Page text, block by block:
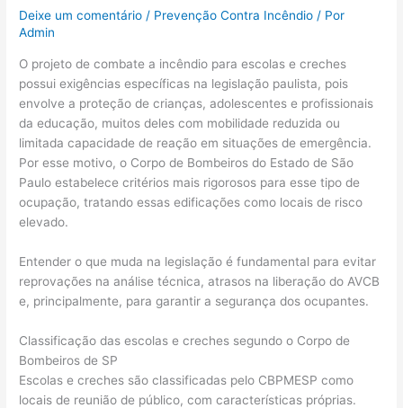
Deixe um comentário / Prevenção Contra Incêndio / Por
Admin
O projeto de combate a incêndio para escolas e creches
possui exigências específicas na legislação paulista, pois
envolve a proteção de crianças, adolescentes e profissionais
da educação, muitos deles com mobilidade reduzida ou
limitada capacidade de reação em situações de emergência.
Por esse motivo, o Corpo de Bombeiros do Estado de São
Paulo estabelece critérios mais rigorosos para esse tipo de
ocupação, tratando essas edificações como locais de risco
elevado.
Entender o que muda na legislação é fundamental para evitar
reprovações na análise técnica, atrasos na liberação do AVCB
e, principalmente, para garantir a segurança dos ocupantes.
Classificação das escolas e creches segundo o Corpo de
Bombeiros de SP
Escolas e creches são classificadas pelo CBPMESP como
locais de reunião de público, com características próprias.